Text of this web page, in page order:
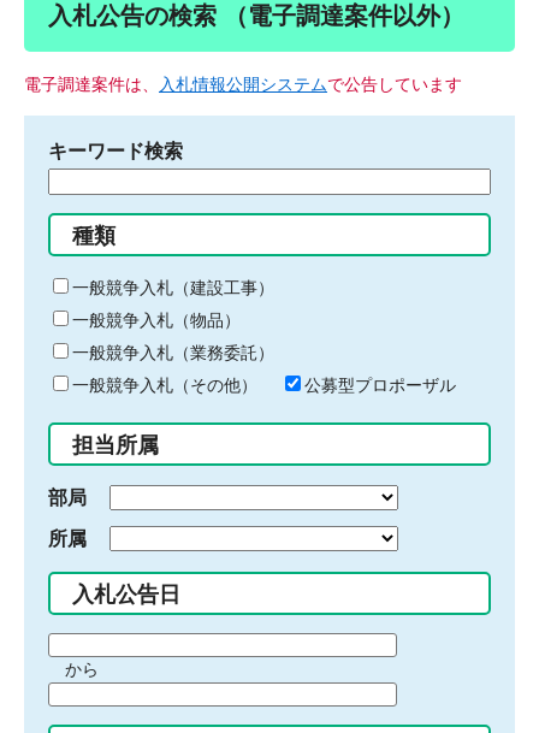
入札公告の検索 （電子調達案件以外）
電子調達案件は、 入札情報公開システムで公告しています
キーワード検索
る
キ
ー
ワ
ー
ド
入
力
種類
一般競争入札（建設工事）
一般競争入札（物品）
一般競争入札（業務委託）
一般競争入札（その他）
公募型プロポーザル
担当所属
部局
所属
入札公告日
間
始
から
間